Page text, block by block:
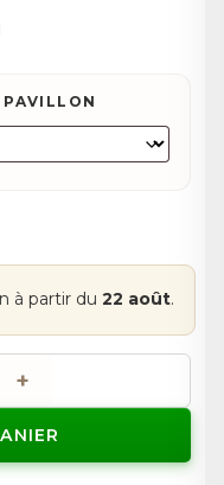
à partir du22 août.
+